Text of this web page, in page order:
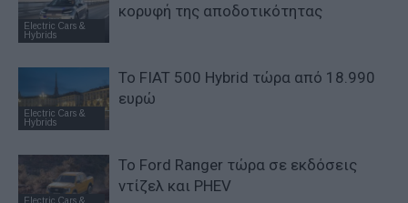
Electric Cars &
Hybrids
κορυφή της αποδοτικότητας
Electric Cars &
Hybrids
Το FIAT 500 Hybrid τώρα από 18.990
ευρώ
Electric Cars &
Το Ford Ranger τώρα σε εκδόσεις
ντίζελ και PHEV